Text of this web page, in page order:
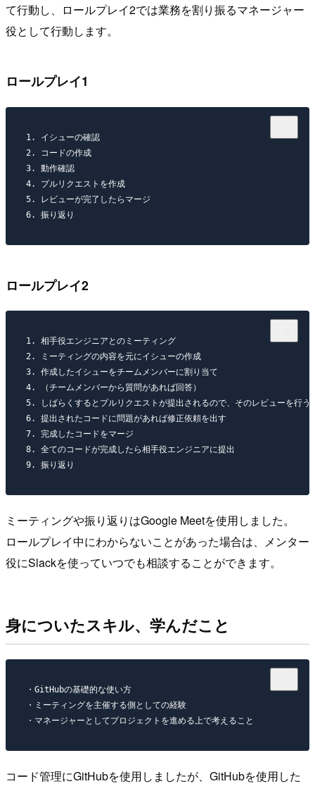
て行動し、ロールプレイ2では業務を割り振るマネージャー
役として行動します。
ロールプレイ1
1. イシューの確認
2. コードの作成
3. 動作確認
4. プルリクエストを作成
5. レビューが完了したらマージ
ロールプレイ2
1. 相手役エンジニアとのミーティング
2. ミーティングの内容を元にイシューの作成
3. 作成したイシューをチームメンバーに割り当て
4. （チームメンバーから質問があれば回答）
5. しばらくするとプルリクエストが提出されるので、そのレビューを行
6. 提出されたコードに問題があれば修正依頼を出す
7. 完成したコードをマージ
8. 全てのコードが完成したら相手役エンジニアに提出
ミーティングや振り返りはGoogle Meetを使用しました。
ロールプレイ中にわからないことがあった場合は、メンター
役にSlackを使っていつでも相談することができます。
身についたスキル、学んだこと
・GitHubの基礎的な使い方
・ミーティングを主催する側としての経験
コード管理にGitHubを使用しましたが、GitHubを使用した